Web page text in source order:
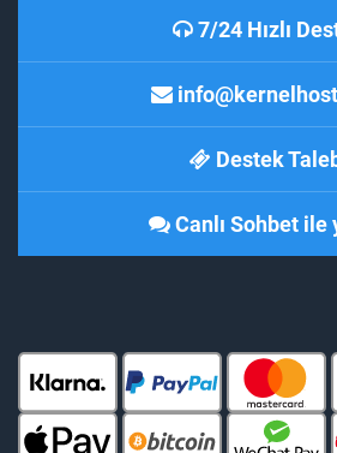
7/24 Hızlı
Destek
Canlı Sohbet ile